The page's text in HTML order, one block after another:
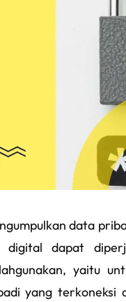
data
dapat
yaitu
yang terkoneksi